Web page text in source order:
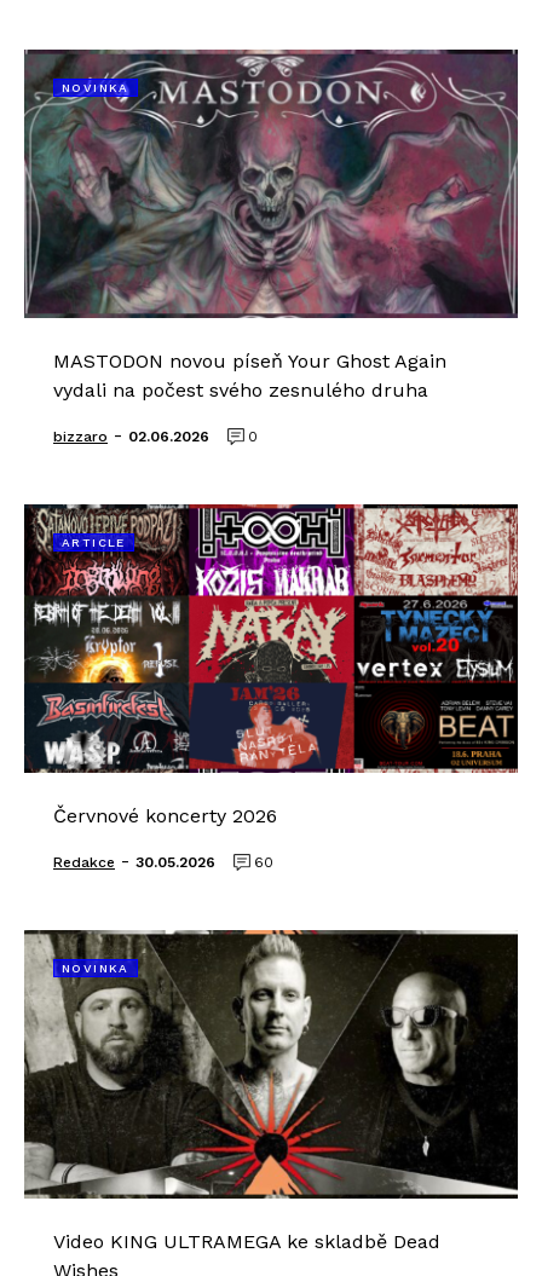
NOVINKA
MASTODON novou píseň Your Ghost Again
vydali na počest svého zesnulého druha
bizzaro - 02.06.2026 0
ARTICLE
Červnové koncerty 2026
Redakce - 30.05.2026 60
NOVINKA
Video KING ULTRAMEGA ke skladbě Dead
Wishes